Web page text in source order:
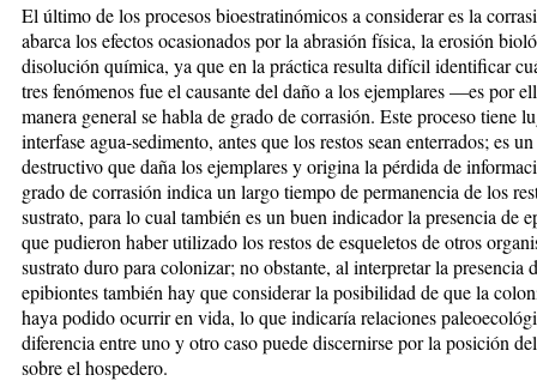
El último de los procesos bioestratinómicos a considerar es la
abarca los efectos ocasionados por la abrasión física, la erosión
disolución química, ya que en la práctica resulta difícil identificar
tres fenómenos fue el causante del daño a los ejemplares —es por
manera general se habla de grado de corrasión. Este proceso tiene
interfase agua-sedimento, antes que los restos sean enterrados; es
destructivo que daña los ejemplares y origina la pérdida de
grado de corrasión indica un largo tiempo de permanencia de los
sustrato, para lo cual también es un buen indicador la presencia de
que pudieron haber utilizado los restos de esqueletos de otros
sustrato duro para colonizar; no obstante, al interpretar la presencia
epibiontes también hay que considerar la posibilidad de que la
haya podido ocurrir en vida, lo que indicaría relaciones
diferencia entre uno y otro caso puede discernirse por la posición
sobre el hospedero.